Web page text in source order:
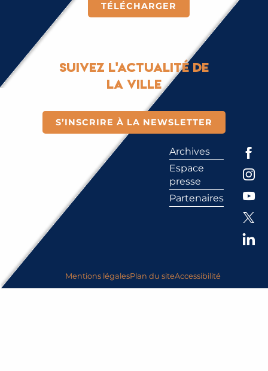
TÉLÉCHARGER
Suivez l'actualité de
la ville
S’INSCRIRE À LA NEWSLETTER
Archives
Espace
presse
Partenaires
Mentions légalesPlan du siteAccessibilité